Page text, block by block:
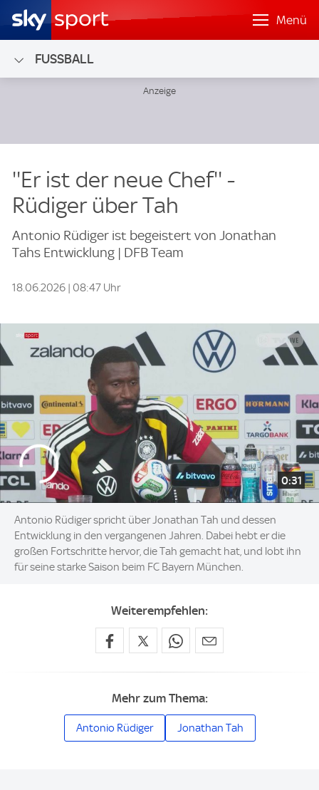
Menü
FUSSBALL
''Er ist der neue Chef'' -
Rüdiger über Tah
Antonio Rüdiger ist begeistert von Jonathan
Tahs Entwicklung | DFB Team
18.06.2026 | 08:47 Uhr
0:31
Antonio Rüdiger spricht über Jonathan Tah und dessen
Entwicklung in den vergangenen Jahren. Dabei hebt er die
großen Fortschritte hervor, die Tah gemacht hat, und lobt ihn
für seine starke Saison beim FC Bayern München.
Weiterempfehlen:
Mehr zum Thema:
Antonio Rüdiger Jonathan Tah